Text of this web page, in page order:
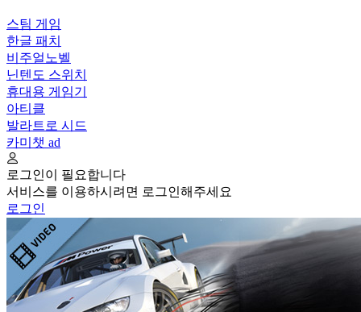
스팀 게임
한글 패치
비주얼노벨
닌텐도 스위치
휴대용 게임기
아티클
발라트로 시드
카미챗 ad
로그인이 필요합니다
서비스를 이용하시려면 로그인해주세요
로그인